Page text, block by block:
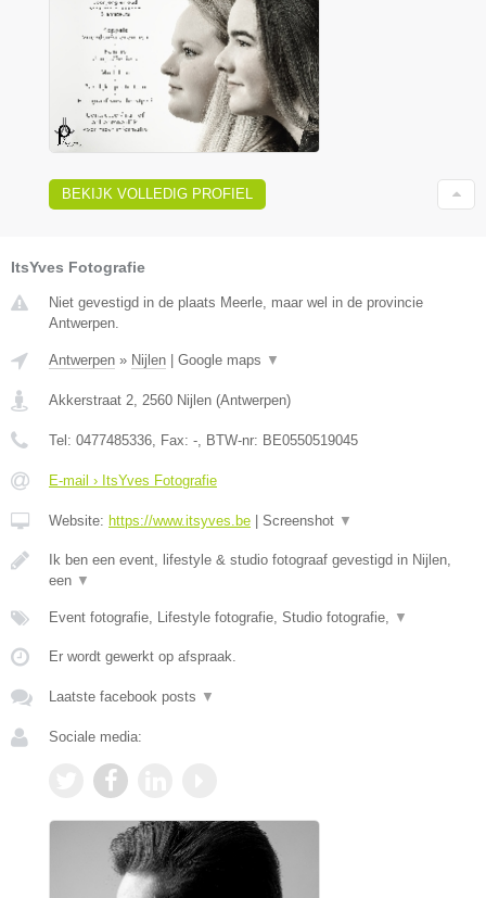
BEKIJK VOLLEDIG PROFIEL
ItsYves Fotografie
Niet gevestigd in de plaats Meerle, maar wel in de provincie
Antwerpen.
Antwerpen » Nijlen Google maps ▼
Akkerstraat 2 2560 Nijlen (Antwerpen)
Tel: 0477485336 , Fax: - , BTW-nr: BE0550519045
E-mail › ItsYves Fotografie
Website: https://www.itsyves.be Screenshot ▼
Ik ben een event, lifestyle & studio fotograaf gevestigd in Nijlen,
een ▼
Event fotografie, Lifestyle fotografie, Studio fotografie, ▼
Er wordt gewerkt op afspraak.
Laatste facebook posts ▼
Sociale media: